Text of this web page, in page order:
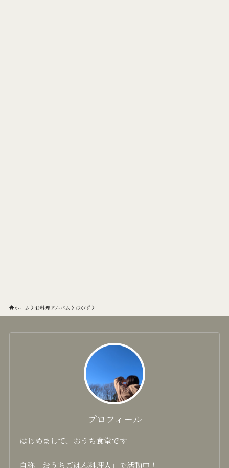
ホーム お料理アルバム おかず
プロフィール
はじめまして、おうち食堂です
自称「おうちごはん料理人」で活動中！